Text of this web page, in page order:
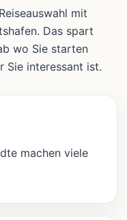
mit
Das spart
wo Sie starten
Sie interessant ist.
machen viele